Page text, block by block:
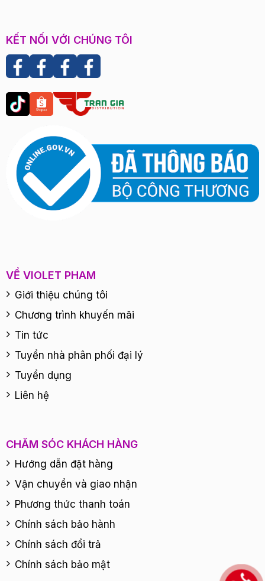
KẾT NỐI VỚI CHÚNG TÔI
VỀ VIOLET PHAM
Giới thiệu chúng tôi
Chương trình khuyến mãi
Tin tức
Tuyển nhà phân phối đại lý
Tuyển dụng
Liên hệ
CHĂM SÓC KHÁCH HÀNG
Hướng dẫn đặt hàng
Vận chuyển và giao nhận
Phương thức thanh toán
Chính sách bảo hành
Chính sách đổi trả
Chính sách bảo mật